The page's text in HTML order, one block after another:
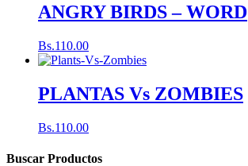
ANGRY BIRDS – WORD
Bs.110.00
PLANTAS Vs ZOMBIES
Bs.110.00
Buscar Productos